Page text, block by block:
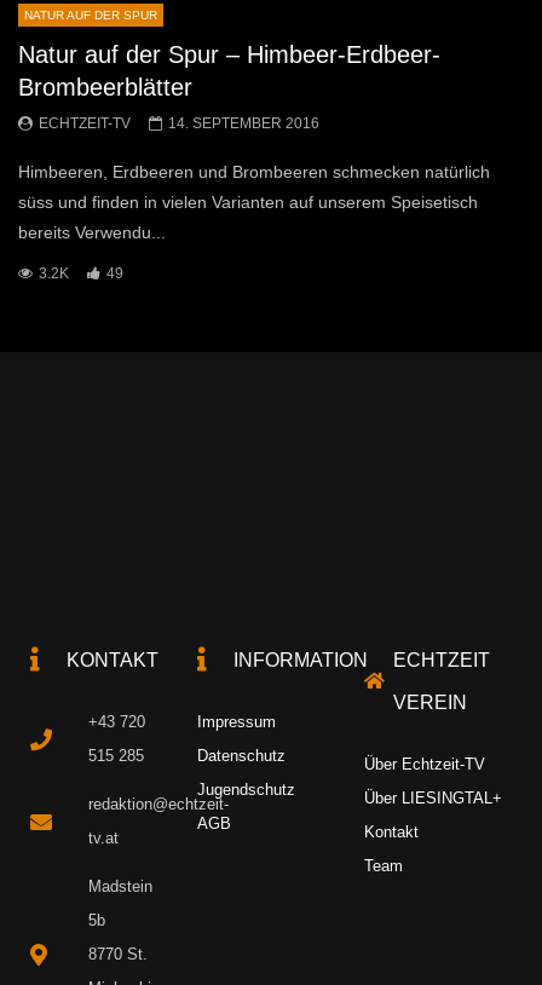
NATUR AUF DER SPUR
Natur auf der Spur – Himbeer-Erdbeer-
Brombeerblätter
ECHTZEIT-TV 14. SEPTEMBER 2016
Himbeeren, Erdbeeren und Brombeeren schmecken natürlich
süss und finden in vielen Varianten auf unserem Speisetisch
bereits Verwendu...
3.2K 49
KONTAKT
+43 720
515 285
redaktion@echtzeit-
tv.at
Madstein
5b
8770 St.
INFORMATION
Impressum
Datenschutz
Jugendschutz
AGB
ECHTZEIT
VEREIN
Über Echtzeit-TV
Über LIESINGTAL+
Kontakt
Team